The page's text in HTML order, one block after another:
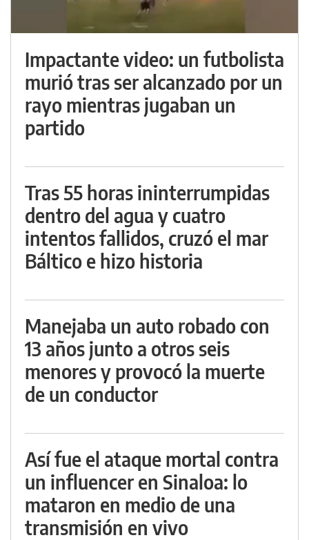
Impactante video: un futbolista
murió tras ser alcanzado por un
rayo mientras jugaban un
partido
Tras 55 horas ininterrumpidas
dentro del agua y cuatro
intentos fallidos, cruzó el mar
Báltico e hizo historia
Manejaba un auto robado con
13 años junto a otros seis
menores y provocó la muerte
de un conductor
Así fue el ataque mortal contra
un influencer en Sinaloa: lo
mataron en medio de una
transmisión en vivo